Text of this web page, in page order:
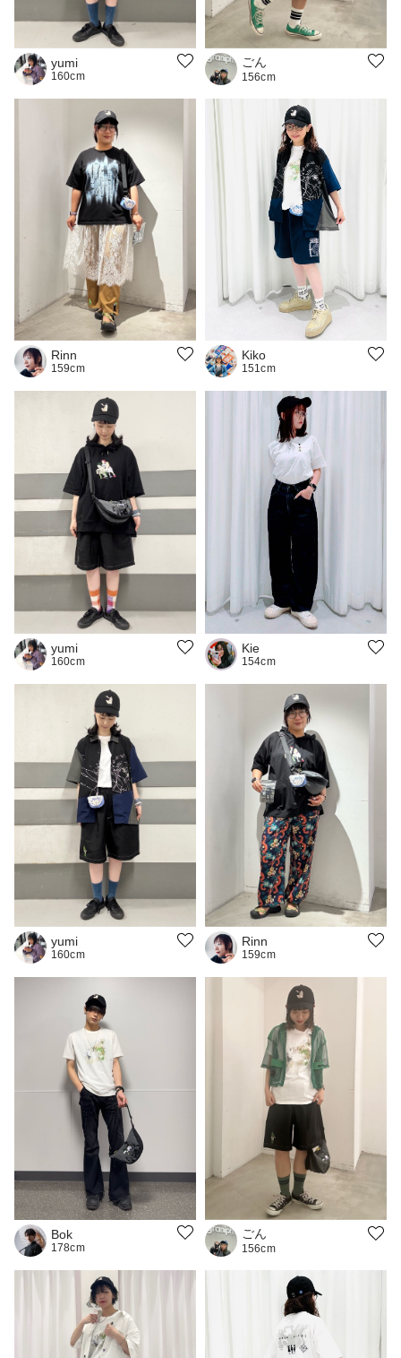
yumi
160cm
ごん
156cm
Rinn
159cm
Kiko
151cm
yumi
160cm
Kie
154cm
yumi
160cm
Rinn
159cm
Bok
178cm
ごん
156cm